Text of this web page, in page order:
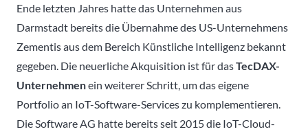
Ende letzten Jahres hatte das Unternehmen aus
Darmstadt bereits die Übernahme des US-Unternehmens
Zementis aus dem Bereich Künstliche Intelligenz bekannt
gegeben. Die neuerliche Akquisition ist für dasTecDAX-
Unternehmenein weiterer Schritt, um das eigene
Portfolio an IoT-Software-Services zu komplementieren.
Die Software AG hatte bereits seit 2015 die IoT-Cloud-